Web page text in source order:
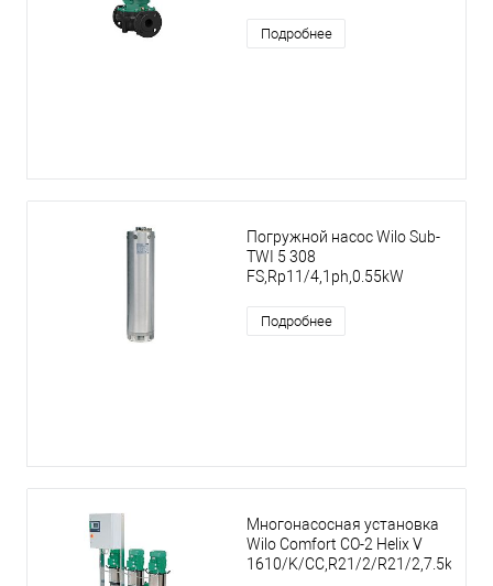
Подробнее
Погружной насос Wilo Sub-
TWI 5 308
FS,Rp11/4,1ph,0.55kW
Подробнее
Многонасосная установка
Wilo Comfort CO-2 Helix V
1610/K/CC,R21/2/R21/2,7.5kW